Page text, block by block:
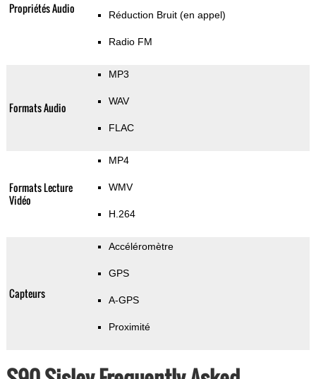
Propriétés Audio Réduction Bruit (en appel)
Radio FM
Formats Audio
MP3
WAV
FLAC
Formats Lecture
Vidéo
MP4
WMV
H.264
Capteurs
Accéléromètre
GPS
A-GPS
Proximité